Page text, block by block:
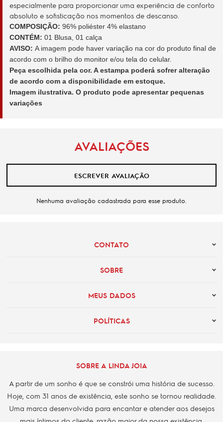
especialmente para proporcionar uma experiência de conforto
absoluto e sofisticação nos momentos de descanso.
COMPOSIÇÃO: 96% poliéster 4% elastano
CONTÉM: 01 Blusa, 01 calça
AVISO: A imagem pode haver variação na cor do produto final de
acordo com o brilho do monitor e/ou tela do celular.
Peça escolhida pela cor. A estampa poderá sofrer alteração
de acordo com a disponibilidade em estoque.
Imagem ilustrativa. O produto pode apresentar pequenas
variações
AVALIAÇÕES
ESCREVER AVALIAÇÃO
Nenhuma avaliação cadastrada para esse produto.
CONTATO
SOBRE
MEUS DADOS
POLÍTICAS
SOBRE A LINDA JOIA
A partir de um sonho é que se constrói uma história de sucesso.
Hoje, com 31 anos de existência, este sonho se tornou realidade.
Uma marca desenvolvida para encantar e atender aos desejos